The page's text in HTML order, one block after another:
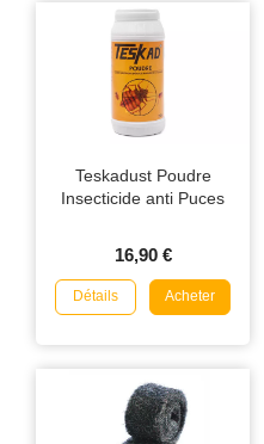
Teskadust Poudre
Insecticide anti Puces
16,90 €
Détails Acheter